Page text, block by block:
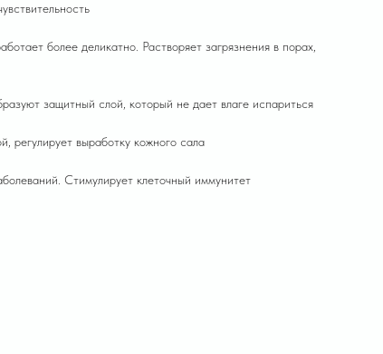
более деликатно. Растворяет загрязнения в порах,
защитный слой, который не дает влаге испариться
регулирует выработку кожного сала
Стимулирует клеточный иммунитет